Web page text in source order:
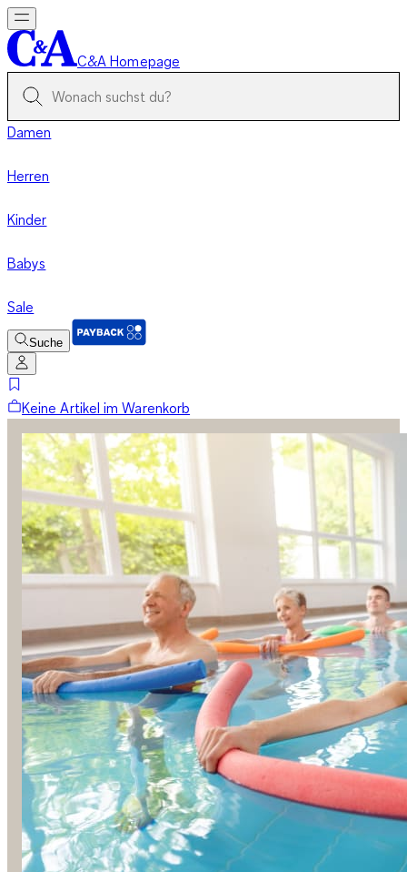
C&A Homepage
Damen
Herren
Kinder
Babys
Sale
Suche
Keine Artikel im Warenkorb